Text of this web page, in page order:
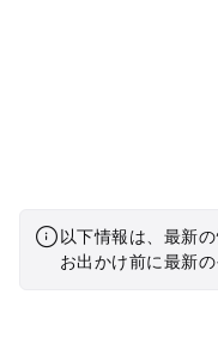
以下情報は、最新
お出かけ前に最新